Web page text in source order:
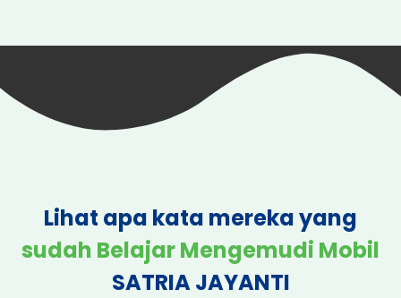
Lihat apa kata mereka yang
sudah Belajar Mengemudi Mobil
SATRIA JAYANTI